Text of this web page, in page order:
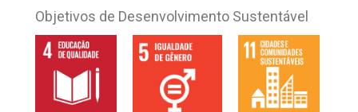
Objetivos de Desenvolvimento Sustentável